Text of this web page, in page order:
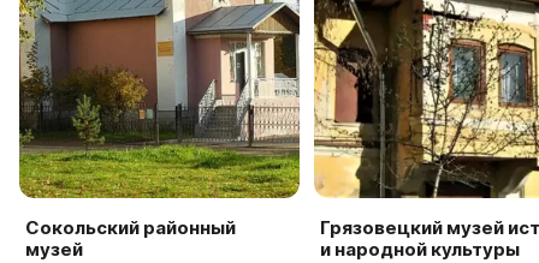
Сокольский районный
музей
Грязовецкий музей
и народной культуры